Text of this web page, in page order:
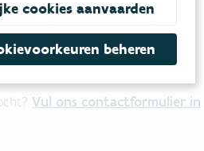
meestgestelde vragen.
Vul ons contactformulier in.
cookies aanvaarden
beheren